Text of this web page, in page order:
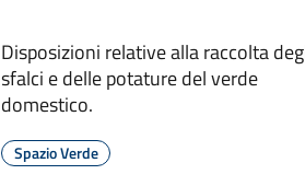
Disposizioni relative alla raccolta
sfalci e delle potature del verde
domestico.
Spazio Verde